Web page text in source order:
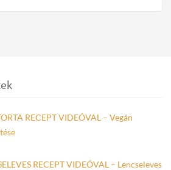
RECEPT VIDEÓVAL – Vegán
RECEPT VIDEÓVAL – Lencseleves